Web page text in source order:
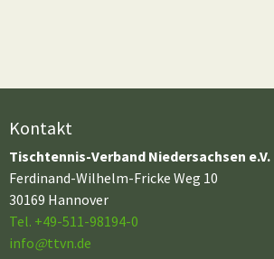
Kontakt
Tischtennis-Verband Niedersachsen e.V.
Ferdinand-Wilhelm-Fricke Weg 10
30169 Hannover
Tel. +49-511-98194-0
info@ttvn.de